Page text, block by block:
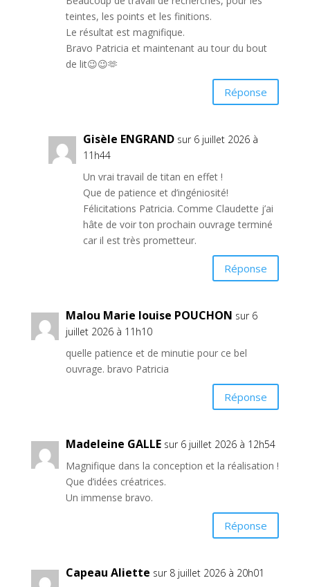
teintes, les points et les finitions.
Le résultat est magnifique.
Bravo Patricia et maintenant au tour du bout
de lit😉😉🫶
Réponse
Gisèle ENGRAND sur 6 juillet 2026 à
11h44
Un vrai travail de titan en effet !
Que de patience et d’ingéniosité!
Félicitations Patricia. Comme Claudette j’ai
hâte de voir ton prochain ouvrage terminé
car il est très prometteur.
Réponse
Malou Marie louise POUCHON sur 6
juillet 2026 à 11h10
quelle patience et de minutie pour ce bel
ouvrage. bravo Patricia
Réponse
Madeleine GALLE sur 6 juillet 2026 à 12h54
Magnifique dans la conception et la réalisation !
Que d’idées créatrices.
Un immense bravo.
Réponse
Capeau Aliette sur 8 juillet 2026 à 20h01